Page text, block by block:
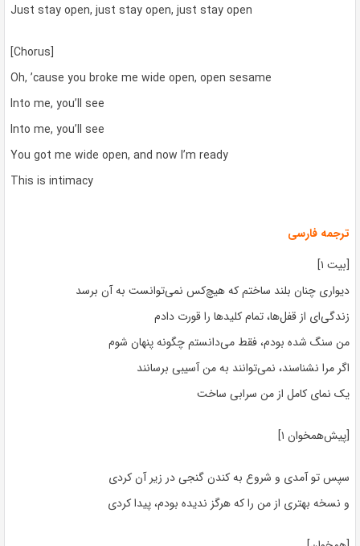
Just stay open, just stay open, just stay open
[Chorus]
Oh, ’cause you broke me wide open, open sesame
Into me, you’ll see
Into me, you’ll see
You got me wide open, and now I’m ready
This is intimacy
ترجمه فارسی
[بیت ۱]
دیواری چنان بلند ساختم که هیچ‌کس نمی‌توانست به آن برسد
زندگی‌ای از قفل‌ها، تمام کلیدها را قورت دادم
من سنگ شده بودم، فقط می‌دانستم چگونه پنهان شوم
اگر مرا نشناسند، نمی‌توانند به من آسیبی برسانند
یک نمای کامل از من سرابی ساخت
[پیش‌همخوان ۱]
سپس تو آمدی و شروع به کندن گنجی در زیر آن کردی
و نسخه بهتری از من را که هرگز ندیده بودم، پیدا کردی